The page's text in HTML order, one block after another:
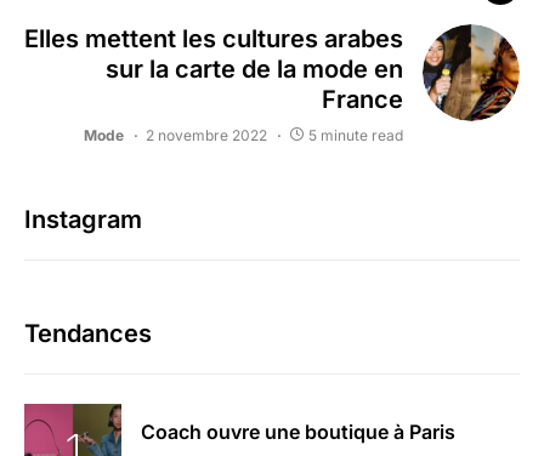
Elles mettent les cultures arabes
sur la carte de la mode en
France
Mode 2 novembre 2022 5 minute read
Instagram
Tendances
Coach ouvre une boutique à Paris